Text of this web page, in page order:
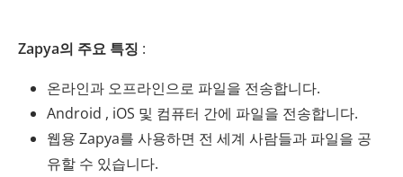
Zapya의 주요 특징 :
온라인과 오프라인으로 파일을 전송합니다.
Android , iOS 및 컴퓨터 간에 파일을 전송합니다.
웹용 Zapya를 사용하면 전 세계 사람들과 파일을 공
유할 수 있습니다.